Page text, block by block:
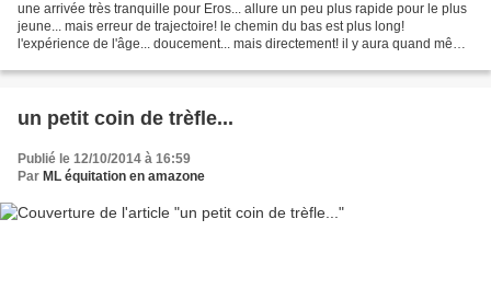
une arrivée très tranquille pour Eros... allure un peu plus rapide pour le plus
jeune... mais erreur de trajectoire! le chemin du bas est plus long!
l'expérience de l'âge... doucement... mais directement! il y aura quand même
un petit coin de trèfle...
Publié le 12/10/2014 à 16:59
Par ML équitation en amazone